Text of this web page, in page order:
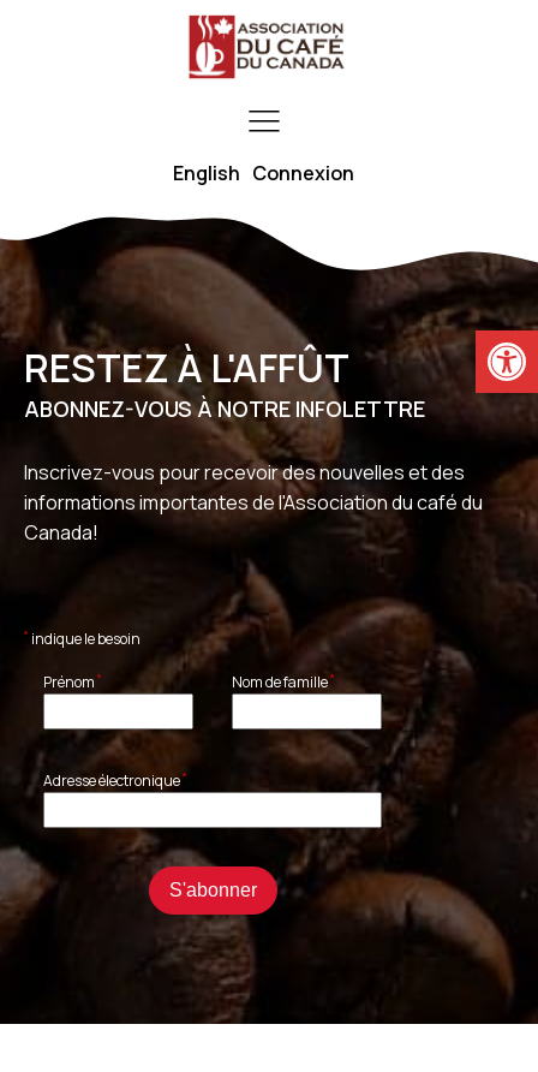
Ouvrir
English Connexion
RESTEZ À L'AFFÛT
ABONNEZ-VOUS À NOTRE INFOLETTRE
Inscrivez-vous pour recevoir des nouvelles et des
informations importantes de l'Association du café du
Canada!
* indique le besoin
Prénom * Nom de famille*
Adresse électronique*